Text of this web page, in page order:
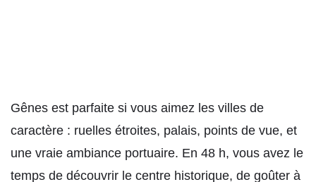
Gênes est parfaite si vous aimez les villes de
caractère : ruelles étroites, palais, points de vue, et
une vraie ambiance portuaire. En 48 h, vous avez le
temps de découvrir le centre historique, de goûter à